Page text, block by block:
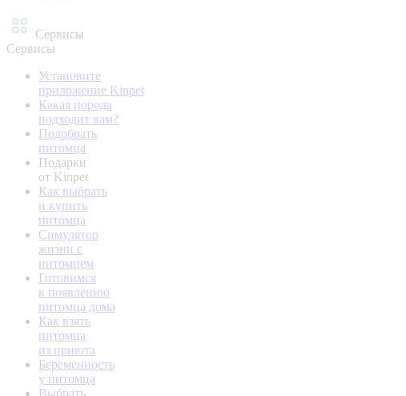
Сервисы
Сервисы
Установите
приложение Kinpet
Какая порода
подходит вам?
Подобрать
питомца
Подарки
от Kinpet
Как выбрать
и купить
питомца
Симулятор
жизни с
питомцем
Готовимся
к появлению
питомца дома
Как взять
питомца
из приюта
Беременность
у питомца
Выбрать